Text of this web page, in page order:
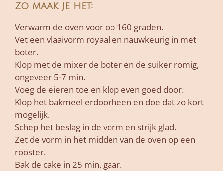
Zo maak je het:
Verwarm de oven voor op 160 graden.
Vet een vlaaivorm royaal en nauwkeurig in met
boter.
Klop met de mixer de boter en de suiker romig,
ongeveer 5-7 min.
Voeg de eieren toe en klop even goed door.
Klop het bakmeel erdoorheen en doe dat zo kort
mogelijk.
Schep het beslag in de vorm en strijk glad.
Zet de vorm in het midden van de oven op een
rooster.
Bak de cake in 25 min. gaar.